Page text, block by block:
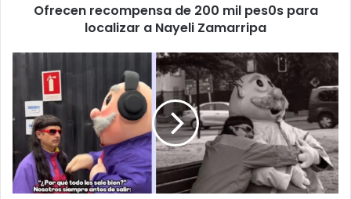
NayeliOfrecen recompensa de 200 mil pes0s para
localizar a Nayeli Zamarripa
Dr.
despide
Oliver
Tree
tras
su
fallecimiento